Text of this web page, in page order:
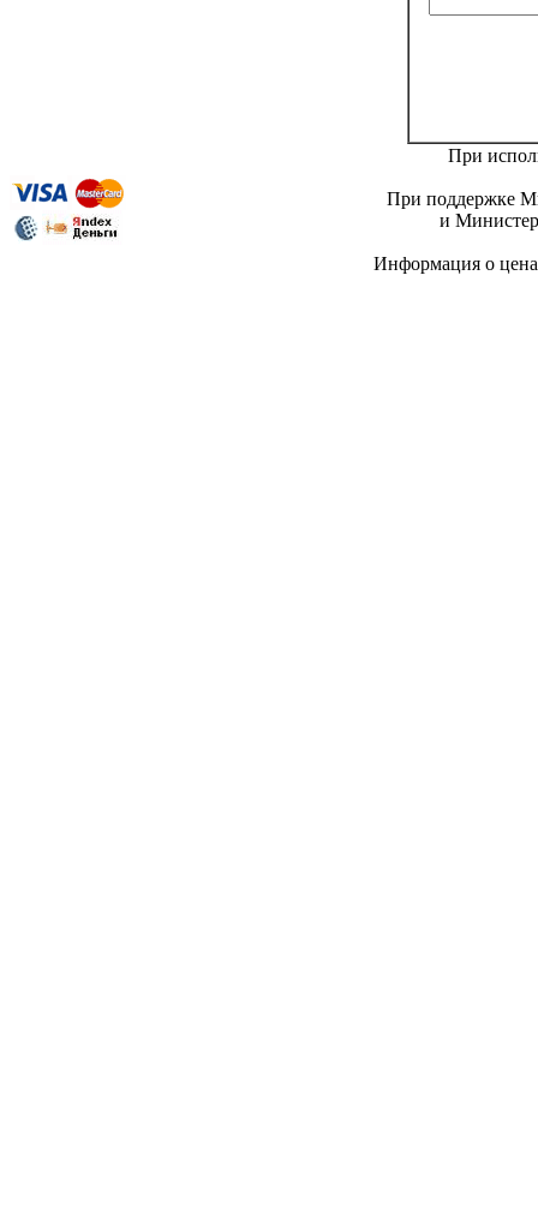
При
При поддержке
и
Информация о